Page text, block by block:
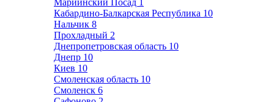
Мариинский Посад 1
Кабардино-Балкарская Республика 10
Нальчик 8
Прохладный 2
Днепропетровская область 10
Днепр 10
Киев 10
Смоленская область 10
Смоленск 6